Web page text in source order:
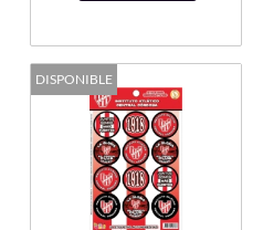
DISPONIBLE